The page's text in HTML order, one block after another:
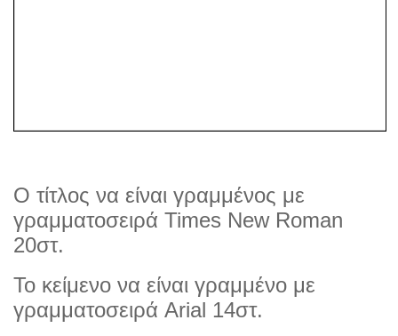
Ο τίτλος να είναι γραμμένος με
γραμματοσειρά Times New Roman
20στ.
Το κείμενο να είναι γραμμένο με
γραμματοσειρά Arial 14στ.